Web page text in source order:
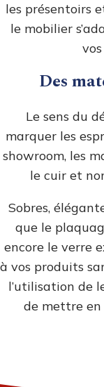
les présentoirs
le mobilier
Des
Le sens du
marquer les
showroom, les
le cuir et
Sobres,
que le
encore le verre
à vos produits
l’utilisation de
de mettre